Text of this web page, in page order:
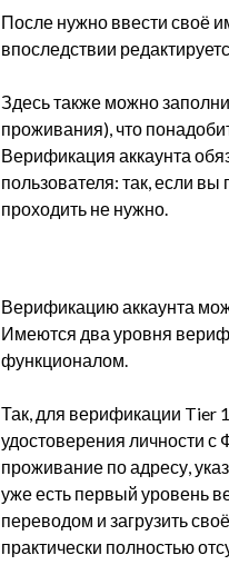
После нужно ввести своё
впоследствии
Здесь также можно
проживания), что
Верификация аккаунта
пользователя: так, если
проходить не нужно.
Верификацию аккаунта
Имеются два уровня
функционалом.
Так, для верификации Tier
удостоверения личности
проживание по адресу,
уже есть первый уровень
переводом и загрузить
практически полностью